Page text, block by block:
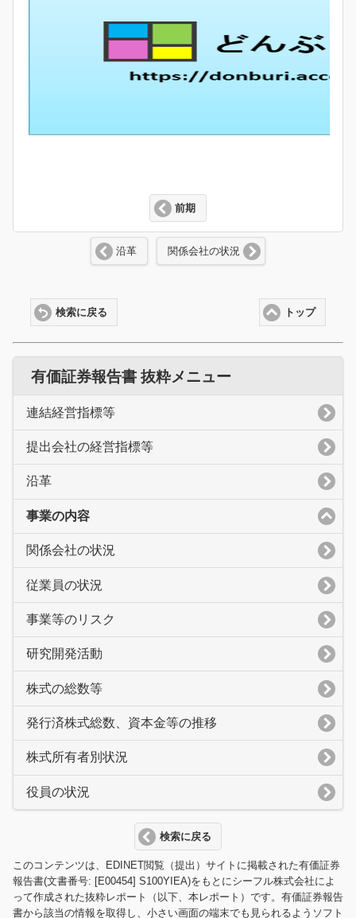
前期
沿革 関係会社の状況
トップ
検索に戻る
有価証券報告書 抜粋メニュー
連結経営指標等
提出会社の経営指標等
沿革
事業の内容
関係会社の状況
従業員の状況
事業等のリスク
研究開発活動
株式の総数等
発行済株式総数、資本金等の推移
株式所有者別状況
役員の状況
検索に戻る
このコンテンツは、EDINET閲覧（提出）サイトに掲載された有価証券
報告書(文書番号: [E00454] S100YIEA)をもとにシーフル株式会社によ
って作成された抜粋レポート（以下、本レポート）です。有価証券報告
書から該当の情報を取得し、小さい画面の端末でも見られるようソフト